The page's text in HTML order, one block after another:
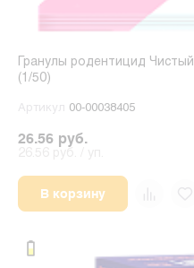
Гранулы родентицид
(1/50)
Артикул 00-00038405
26.56 руб.
В корзину